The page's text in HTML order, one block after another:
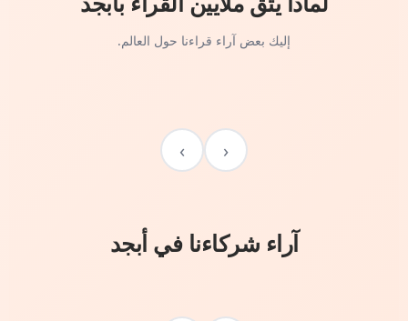
إليك بعض آراء قراءنا حول العالم.
‹
›
آراء شركاءنا في أبجد